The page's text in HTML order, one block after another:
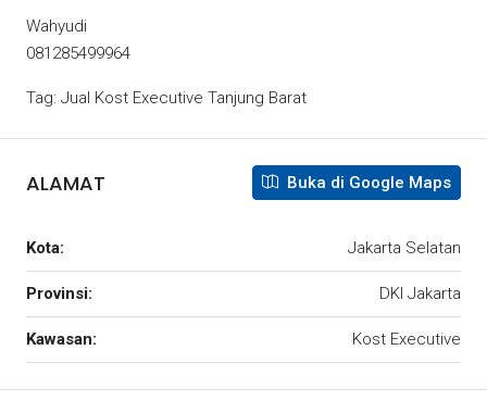
Wahyudi
081285499964
Tag: Jual Kost Executive Tanjung Barat
ALAMAT Buka di Google Maps
Kota: Jakarta Selatan
Provinsi: DKI Jakarta
Kawasan: Kost Executive